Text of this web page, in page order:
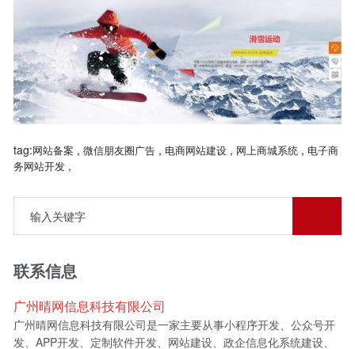
tag:网站备案 ,微信朋友圈广告 , 电商网站建设 , 网上商城系统 , 电子商
务网站开发 ,
联系信息
广州晴网信息科技有限公司
广州晴网信息科技有限公司是一家主要从事小程序开发、公众号开
发、APP开发、定制软件开发、网站建设、政企信息化系统建设、